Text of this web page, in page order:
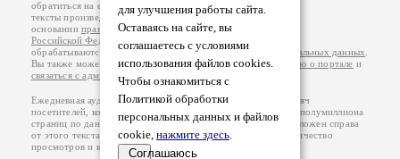
для улучшения работы сайта.
Оставаясь на сайте, вы
соглашаетесь с условиями
использования файлов cookies.
Чтобы ознакомиться с
Политикой обработки
персональных данных и файлов
cookie, нажмите здесь.
Соглашаюсь
обратиться на его авторской странице. Ответственность за
тексты произведений авторы несут самостоятельно на
основанииправил публикацииизаконодательства
Российской Федерации
обрабатываются на основанииПолитики обработки персональных данных
Вы также можете посмотреть более подробнуюинформацию о портале и
связаться с администрацией
Ежедневная аудитория портала Проза.ру – порядка 100 тысяч
посетителей, которые в общей сумме просматривают более полумиллиона
страниц по данным счетчика посещаемости, который расположен справа
от этого текста. В каждой графе указано по две цифры: количество
просмотров и количество посетителей.